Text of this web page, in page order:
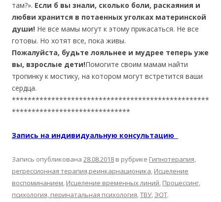
там?». Если б вы знали, сколько боли, раскаяния и
любви хранится в потаенных уголках материнской
души! Не все мамы могут к этому прикасаться. Не все
готовы. Но хотят все, пока живы.
Пожалуйста, будьте лояльнее и мудрее теперь уже
вы, взрослые дети!Помогите своим мамам найти
тропинку к мостику, на котором могут встретится ваши
сердца.
**************************************************
******************************
Запись на индивидуальную консультацию
Запись опубликована 28.08.2018 в рубрике Гипнотерапия,
регрессионная терапия,реинкарнационика, Исцеление
воспоминанием, Исцеление временных линий, Процессинг,
психология, перинатальная психология,ТВУ, ЭОТ.